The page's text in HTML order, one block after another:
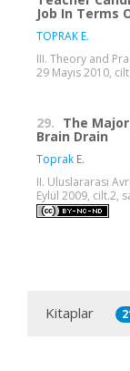
Job In Terms
TOPRAK E.
III. Theory and
29 Mayıs 2010,
29. The
Brain Drain
Toprak E.
II. Uluslararası
Eylül 2009, cilt.2,
Kitaplar